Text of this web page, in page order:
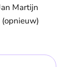
Martijn